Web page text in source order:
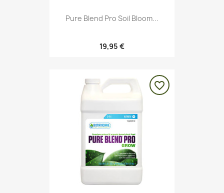
Pure Blend Pro Soil Bloom...
19,95 €
favorite_border